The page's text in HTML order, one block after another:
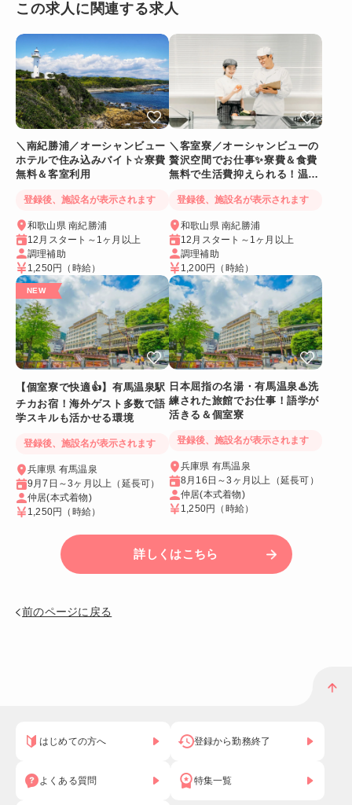
この求人に関連する求人
＼南紀勝浦／オーシャンビュー
ホテルで住み込みバイト☆寮費
無料＆客室利用
登録後、施設名が表示されます
和歌山県 南紀勝浦
12月スタート～1ヶ月以上
調理補助
1,250円 （時給）
＼客室寮／オーシャンビューの
贅沢空間でお仕事✨寮費＆食費
無料で生活費抑えられる！温泉
登録後、施設名が表示されます
和歌山県 南紀勝浦
12月スタート～1ヶ月以上
調理補助
1,200円 （時給）
【個室寮で快適👍】有馬温泉駅
チカお宿！海外ゲスト多数で語
学スキルも活かせる環境
登録後、施設名が表示されます
兵庫県 有馬温泉
9月7日～3ヶ月以上（延長可）
仲居(本式着物)
1,250円
（時給）
日本屈指の名湯・有馬温泉♨洗
練された旅館でお仕事！語学が
活きる＆個室寮
登録後、施設名が表示されます
兵庫県 有馬温泉
8月16日～3ヶ月以上（延長可）
仲居(本式着物)
1,250円
（時給）
詳しくはこちら
前のページに戻る
はじめての方へ 登録から勤務終了
よくある質問 特集一覧